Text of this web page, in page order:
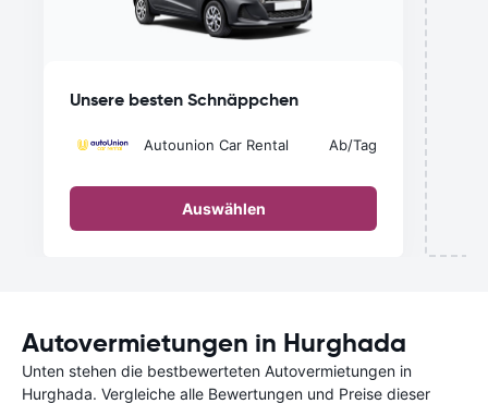
Unsere besten Schnäppchen
Autounion Car Rental Ab/Tag
Auswählen
Autovermietungen in Hurghada
Unten stehen die bestbewerteten Autovermietungen in
Hurghada. Vergleiche alle Bewertungen und Preise dieser